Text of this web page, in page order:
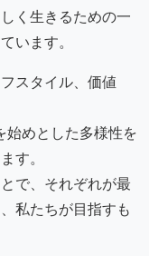
く生きるための一
います。
スタイル、価値
始めとした多様性を
す。
で、それぞれが最
私たちが目指すも